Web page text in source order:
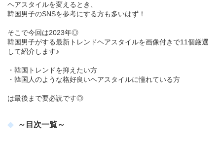
ヘアスタイルを変えるとき、
韓国男子のSNSを参考にする方も多いはず！
そこで今回は2023年◎
韓国男子がする最新トレンドヘアスタイルを画像付きで11個厳選
して紹介します♪
・韓国トレンドを抑えたい方
・韓国人のような格好良いヘアスタイルに憧れている方
は最後まで要必読です◎
～目次一覧～